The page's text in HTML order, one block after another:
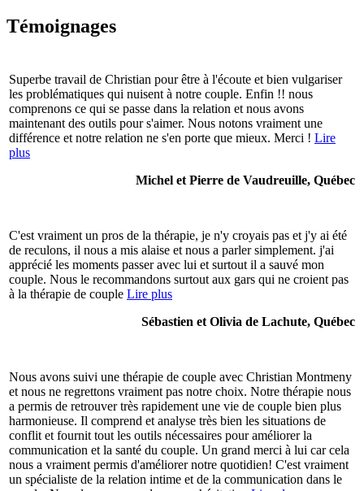
Témoignages
Superbe travail de Christian pour être à l'écoute et bien vulgariser
les problématiques qui nuisent à notre couple. Enfin !! nous
comprenons ce qui se passe dans la relation et nous avons
maintenant des outils pour s'aimer. Nous notons vraiment une
différence et notre relation ne s'en porte que mieux. Merci ! Lire
plus
Michel et Pierre de Vaudreuille, Québec
C'est vraiment un pros de la thérapie, je n'y croyais pas et j'y ai été
de reculons, il nous a mis alaise et nous a parler simplement. j'ai
apprécié les moments passer avec lui et surtout il a sauvé mon
couple. Nous le recommandons surtout aux gars qui ne croient pas
à la thérapie de couple Lire plus
Sébastien et Olivia de Lachute, Québec
Nous avons suivi une thérapie de couple avec Christian Montmeny
et nous ne regrettons vraiment pas notre choix. Notre thérapie nous
a permis de retrouver très rapidement une vie de couple bien plus
harmonieuse. Il comprend et analyse très bien les situations de
conflit et fournit tout les outils nécessaires pour améliorer la
communication et la santé du couple. Un grand merci à lui car cela
nous a vraiment permis d'améliorer notre quotidien! C'est vraiment
un spécialiste de la relation intime et de la communication dans le